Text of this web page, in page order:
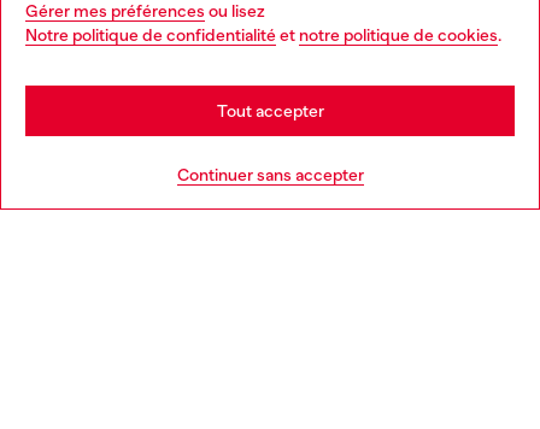
Gérer mes préférences ou lisez
Notre politique de confidentialitéet notre politique de cookies.
Continuer sans accepter
Tout accepter
En savoir plus
You are currently browsing Suisse website, but it seems you
may be based in United States